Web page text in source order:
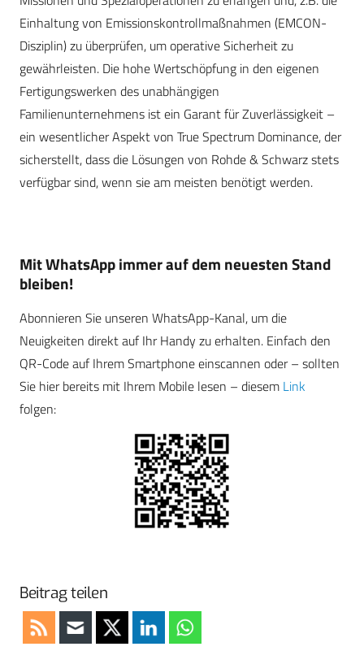
Einhaltung von Emissionskontrollmaßnahmen (EMCON-
Disziplin) zu überprüfen, um operative Sicherheit zu
gewährleisten. Die hohe Wertschöpfung in den eigenen
Fertigungswerken des unabhängigen
Familienunternehmens ist ein Garant für Zuverlässigkeit –
ein wesentlicher Aspekt von True Spectrum Dominance, der
sicherstellt, dass die Lösungen von Rohde & Schwarz stets
verfügbar sind, wenn sie am meisten benötigt werden.
Mit WhatsApp immer auf dem neuesten Stand
bleiben!
Abonnieren Sie unseren WhatsApp-Kanal, um die
Neuigkeiten direkt auf Ihr Handy zu erhalten. Einfach den
QR-Code auf Ihrem Smartphone einscannen oder – sollten
Sie hier bereits mit Ihrem Mobile lesen – diesem Link
folgen:
Beitrag teilen